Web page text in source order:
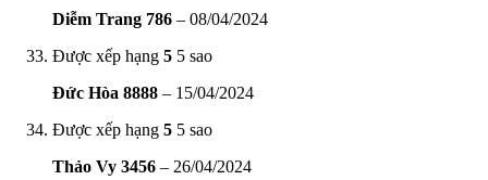
Diễm Trang 786 – 08/04/2024
Được xếp hạng 5 5 sao
Đức Hòa 8888 – 15/04/2024
Được xếp hạng 5 5 sao
Thảo Vy 3456 – 26/04/2024